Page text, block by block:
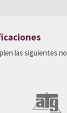
las siguientes